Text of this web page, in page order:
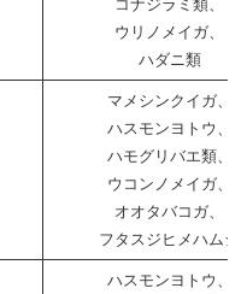
コナジラミ類、
ウリノメイガ、
ハダニ類
マメシンクイガ、
ハスモンヨトウ、
ハモグリバエ類、
ウコンノメイガ、
オオタバコガ、
フタスジヒメハムシ
ハスモンヨトウ、